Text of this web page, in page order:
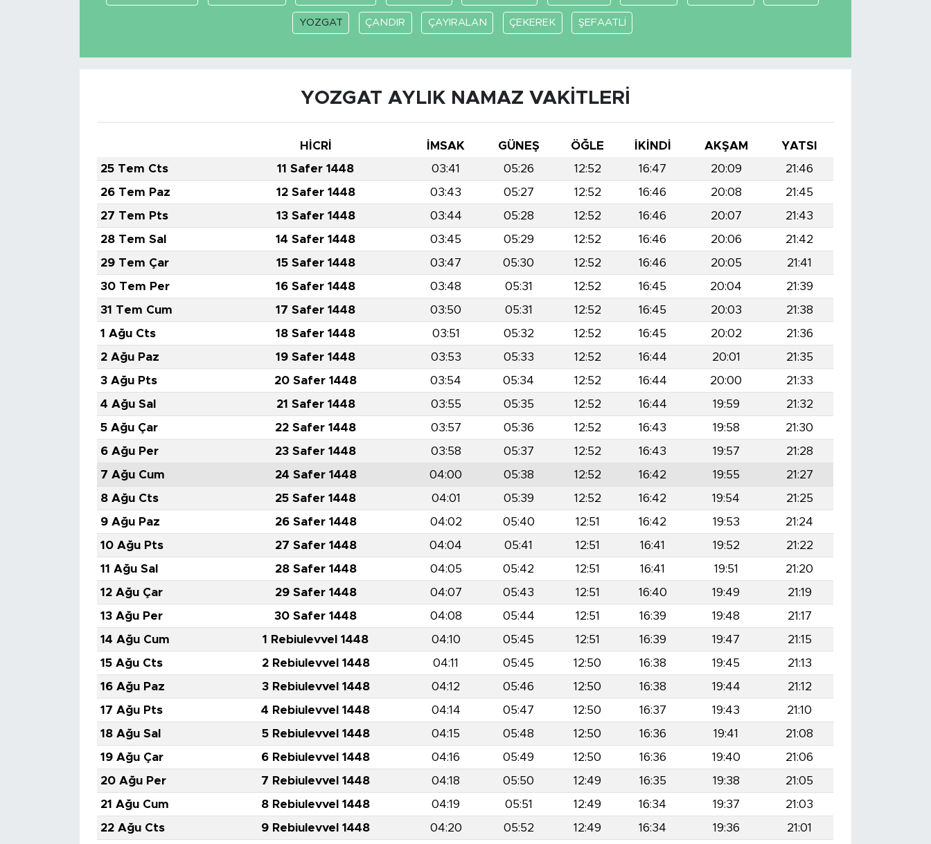
YOZGAT ÇANDIR ÇAYIRALAN ÇEKEREK ŞEFAATLİ
YOZGAT AYLIK NAMAZ VAKITLERI
HİCRİ İMSAK GÜNEŞ ÖĞLE İKINDI AKŞAM
YATSI
25 Tem Cts
11 Safer 1448 03:41 05:26 12:52 16:47 20:09
21:46
26 Tem Paz
12 Safer 1448 03:43 05:27 12:52 16:46 20:08
21:45
27 Tem Pts
13 Safer 1448 03:44 05:28 12:52 16:46 20:07
21:43
28 Tem Sal
14 Safer 1448 03:45 05:29 12:52 16:46 20:06
21:42
29 Tem Çar
15 Safer 1448 03:47 05:30 12:52 16:46 20:05
21:41
30 Tem Per
16 Safer 1448 03:48 05:31 12:52 16:45 20:04
21:39
31 Tem Cum
17 Safer 1448 03:50 05:31 12:52 16:45 20:03
21:38
1 Ağu Cts
18 Safer 1448 03:51 05:32 12:52 16:45 20:02
21:36
2 Ağu Paz
19 Safer 1448 03:53 05:33 12:52 16:44 20:01
21:35
3 Ağu Pts
20 Safer 1448 03:54 05:34 12:52 16:44 20:00
21:33
4 Ağu Sal
21 Safer 1448 03:55 05:35 12:52 16:44 19:59
21:32
5 Ağu Çar
22 Safer 1448 03:57 05:36 12:52 16:43 19:58
21:30
6 Ağu Per
23 Safer 1448 03:58 05:37 12:52 16:43 19:57
21:28
7 Ağu Cum
24 Safer 1448 04:00 05:38 12:52 16:42 19:55
21:27
8 Ağu Cts
25 Safer 1448 04:01 05:39 12:52 16:42 19:54
21:25
9 Ağu Paz
26 Safer 1448 04:02 05:40 12:51 16:42 19:53
21:24
10 Ağu Pts
27 Safer 1448 04:04 05:41 12:51 16:41 19:52
21:22
11 Ağu Sal
28 Safer 1448 04:05 05:42 12:51 16:41 19:51
21:20
12 Ağu Çar
29 Safer 1448 04:07 05:43 12:51 16:40 19:49
21:19
13 Ağu Per
30 Safer 1448 04:08 05:44 12:51 16:39 19:48
21:17
14 Ağu Cum
1 Rebiulevvel 1448 04:10 05:45 12:51 16:39 19:47
21:15
15 Ağu Cts
2 Rebiulevvel 1448 04:11 05:45 12:50 16:38 19:45
21:13
16 Ağu Paz
3 Rebiulevvel 1448 04:12 05:46 12:50 16:38 19:44
21:12
17 Ağu Pts
4 Rebiulevvel 1448 04:14 05:47 12:50 16:37 19:43
21:10
18 Ağu Sal
5 Rebiulevvel 1448 04:15 05:48 12:50 16:36 19:41
21:08
19 Ağu Çar
6 Rebiulevvel 1448 04:16 05:49 12:50 16:36 19:40
21:06
20 Ağu Per
7 Rebiulevvel 1448 04:18 05:50 12:49 16:35 19:38
21:05
21 Ağu Cum
8 Rebiulevvel 1448 04:19 05:51 12:49 16:34 19:37
21:03
22 Ağu Cts
9 Rebiulevvel 1448 04:20 05:52 12:49 16:34 19:36
21:01